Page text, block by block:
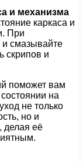
и механизма
каркаса и
При
и смазывайте
скрипов и
поможет вам
на
не только
но и
делая её